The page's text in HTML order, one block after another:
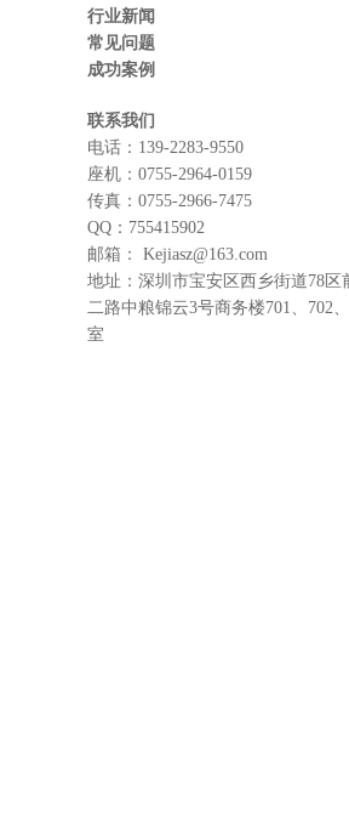
行业新闻
常见问题
成功案例
联系我们
电话： 139-2283-9550
座机： 0755-2964-0159
传真： 0755-2966-7475
QQ： 755415902
邮箱：
Kejiasz@163.com
地址： 深圳市宝安区西乡街道78区
二路中粮锦云3号商务楼701、702
室